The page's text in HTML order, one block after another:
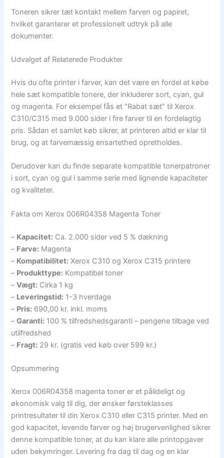
Toneren sikrer tæt kontakt mellem farven og papiret,
hvilket garanterer et professionelt udtryk på alle
dokumenter.
Udvalget af Relaterede Produkter
Hvis du ofte printer i farver, kan det være en fordel at købe
hele sæt kompatible tonere, der inkluderer sort, cyan, gul
og magenta. For eksempel fås et “Rabat sæt” til Xerox
C310/C315 med 9.000 sider i fire farver til en fordelagtig
pris. Sådan et samlet køb sikrer, at printeren altid er klar til
brug, og at farvemæssig ensartethed opretholdes.
Derudover kan du finde separate kompatible tonerpatroner
i sort, cyan og gul i samme serie med lignende kapaciteter
og kvaliteter.
Fakta om Xerox 006R04358 Magenta Toner
– Kapacitet: Ca. 2.000 sider ved 5 % dækning
– Farve: Magenta
– Kompatibilitet: Xerox C310 og Xerox C315 printere
– Produkttype: Kompatibel toner
–Vægt: Cirka 1 kg
– Leveringstid: 1-3 hverdage
– Pris: 690,00 kr. inkl. moms
–Garanti: 100 % tilfredshedsgaranti – pengene tilbage ved
utilfredshed
– Fragt: 29 kr. (gratis ved køb over 599 kr.)
Opsummering
Xerox 006R04358 magenta toner er et pålideligt og
økonomisk valg til dig, der ønsker førsteklasses
printresultater til din Xerox C310 eller C315 printer. Med en
god kapacitet, levende farver og høj brugervenlighed sikrer
denne kompatible toner, at du kan klare alle printopgaver
uden bekymringer. Levering fra dag til dag og en klar